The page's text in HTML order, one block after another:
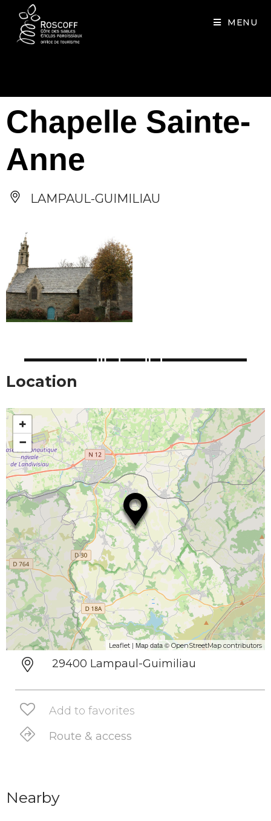
MENU
Chapelle Sainte-
Anne
LAMPAUL-GUIMILIAU
Location
+
−
Leaflet | Map data © OpenStreetMap contributors
29400 Lampaul-Guimiliau
Add to favorites
Route & access
Nearby
Cookies management panel